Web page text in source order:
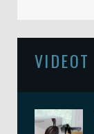
VIDEOT